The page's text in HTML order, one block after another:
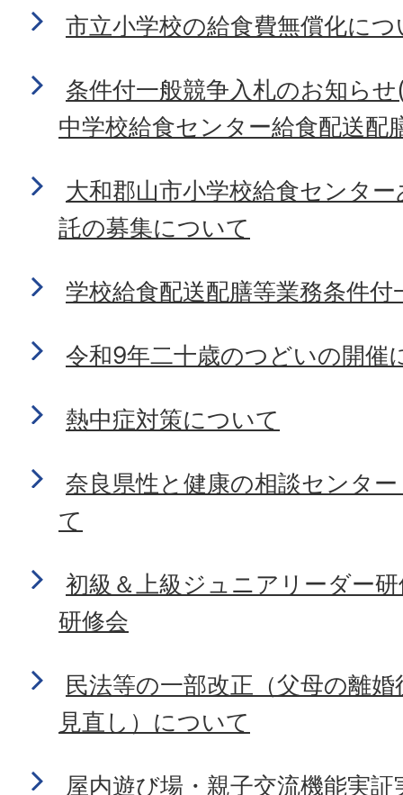
市立小学校の給食費無償化に
条件付一般競争入札のお知ら
中学校給食センター給食配送配
大和郡山市小学校給食センタ
託の募集について
学校給食配送配膳等業務条件
令和9年二十歳のつどいの開催
熱中症対策について
奈良県性と健康の相談センタ
て
初級＆上級ジュニアリーダー
研修会
民法等の一部改正（父母の離
見直し）について
屋内遊び場・親子交流機能実